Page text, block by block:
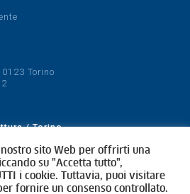
Torino
/ Torino
sito Web per offrirti una
su "Accetta tutto",
i cookie. Tuttavia, puoi visitare
fornire un consenso controllato.